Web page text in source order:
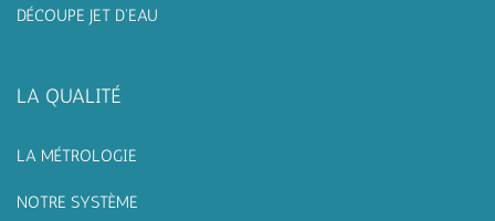
DÉCOUPE JET D'EAU
LA QUALITÉ
LA MÉTROLOGIE
NOTRE SYSTÈME